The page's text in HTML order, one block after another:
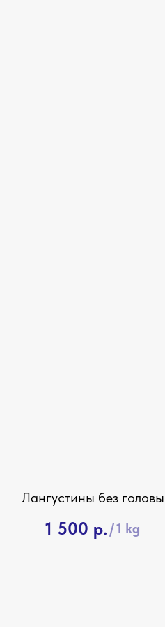
Лангустины без головы
1 500 р. /1 kg